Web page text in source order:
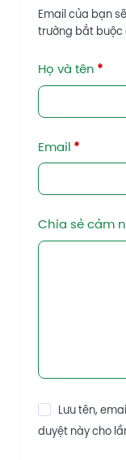
Email của bạn
trường bắt
Họ và tên *
Email *
Chia sẻ cảm
Lưu tên,
duyệt này cho